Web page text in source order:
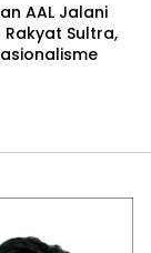
AAL Jalani
Sultra,